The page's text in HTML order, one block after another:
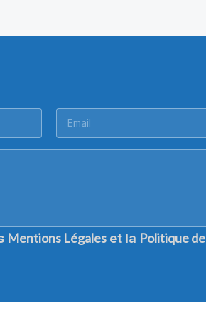
Mentions Légales et la Politique de